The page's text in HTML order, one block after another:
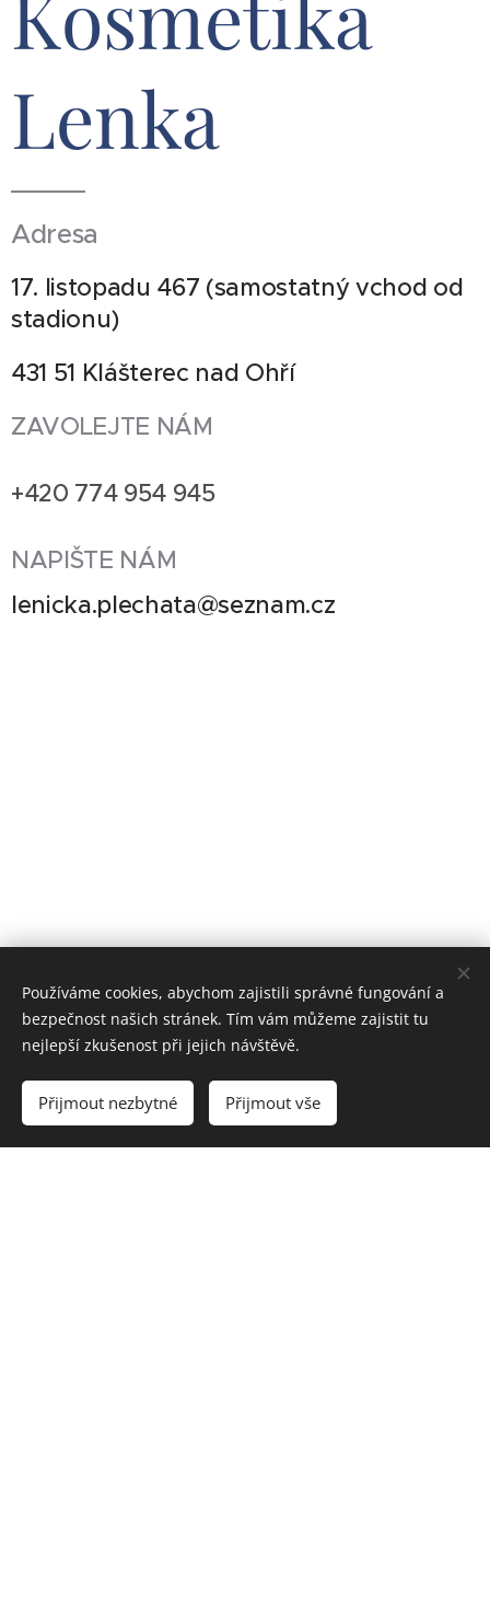
Lenka
Adresa
17. listopadu 467 (samostatný vchod od
stadionu)
431 51 Klášterec nad Ohří
ZAVOLEJTE NÁM
+420 774 954 945
NAPIŠTE NÁM
lenicka.plechata@seznam.cz
Používáme cookies, abychom zajistili správné fungování a
bezpečnost našich stránek. Tím vám můžeme zajistit tu
nejlepší zkušenost při jejich návštěvě.
Přijmout nezbytné Přijmout vše